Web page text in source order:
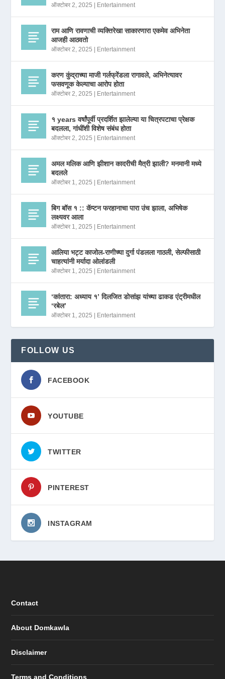
ऑक्टोबर 2, 2025 | Entertainment
राम आणि रावणाची व्यक्तिरेखा साकारणारा एकमेव अभिनेता
आजही आठवतो
ऑक्टोबर 2, 2025 | Entertainment
करण कुंद्राच्या माजी गर्लफ्रेंडला रागावले, अभिनेत्यावर
फसवणूक केल्याचा आरोप होता
ऑक्टोबर 2, 2025 | Entertainment
१ years वर्षांपूर्वी प्रदर्शित झालेल्या या चित्रपटाचा प्रेक्षक
बदलला, गांधींशी विशेष संबंध होता
ऑक्टोबर 2, 2025 | Entertainment
अमल मलिक आणि झीशान कादरीची मैत्री झाली? मनमानी मध्ये
बदलले
ऑक्टोबर 1, 2025 | Entertainment
बिग बॉस १ :: कॅप्टन फरहानाचा पारा उंच झाला, अभिषेक
लक्ष्यवर आला
ऑक्टोबर 1, 2025 | Entertainment
आलिया भट्ट काजोल-राणीच्या दुर्गा पंडलला गाठली, सेल्फीसाठी
चाहत्यांनी मर्यादा ओलांडली
ऑक्टोबर 1, 2025 | Entertainment
‘कांतारा: अध्याय १’ दिलजित डोसांझ यांच्या ढाकड एंट्रीमधील
‘रबेल’
ऑक्टोबर 1, 2025 | Entertainment
FOLLOW US
FACEBOOK
YOUTUBE
TWITTER
PINTEREST
INSTAGRAM
Contact
About Domkawla
Disclaimer
Terms and Conditions